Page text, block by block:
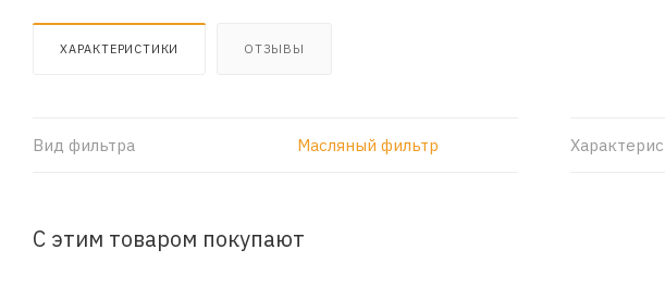
ХАРАКТЕРИСТИКИ ОТЗЫВЫ
Вид фильтра Масляный фильтр
С этим товаром покупают